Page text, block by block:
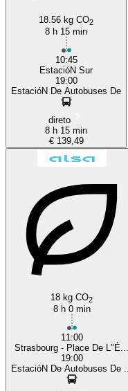
18.56 kg CO2
8 h 15 min
10:45
EstacióN Sur
19:00
EstacióN De Autobuses De
direto
8 h 15 min
€ 139,49
18 kg CO2
8 h 0 min
11:00
Strasbourg - Place De L"É...
19:00
EstacióN De Autobuses De ...